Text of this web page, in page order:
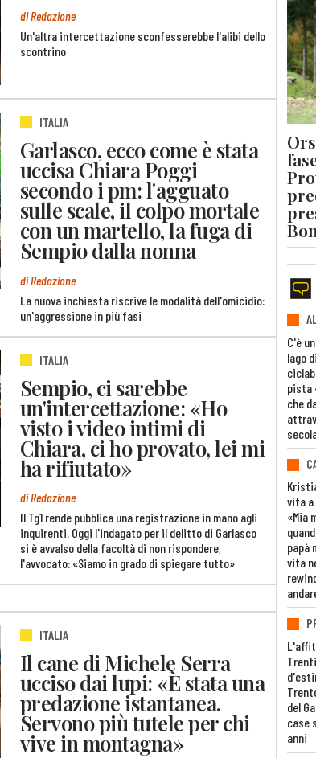
di Redazione
Un'altra intercettazione sconfesserebbe l'alibi dello
scontrino
ITALIA
Garlasco, ecco come è stata
uccisa Chiara Poggi
secondo i pm: l'agguato
sulle scale, il colpo mortale
con un martello, la fuga di
Sempio dalla nonna
di Redazione
La nuova inchiesta riscrive le modalità dell'omicidio:
un'aggressione in più fasi
ITALIA
Sempio, ci sarebbe
un'intercettazione: «Ho
visto i video intimi di
Chiara, ci ho provato, lei mi
ha rifiutato»
di Redazione
Il Tg1 rende pubblica una registrazione in mano agli
inquirenti. Oggi l'indagato per il delitto di Garlasco
si è avvalso della facoltà di non rispondere,
l'avvocato: «Siamo in grado di spiegare tutto»
ITALIA
Il cane di Michele Serra
ucciso dai lupi: «È stata una
predazione istantanea.
Servono più tutele per chi
vive in montagna»
C'è
lago
pista
che
vita
«Mia
papà
vita
del
case
anni